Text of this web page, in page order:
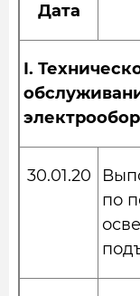
Дата
I.
30.01.20
по